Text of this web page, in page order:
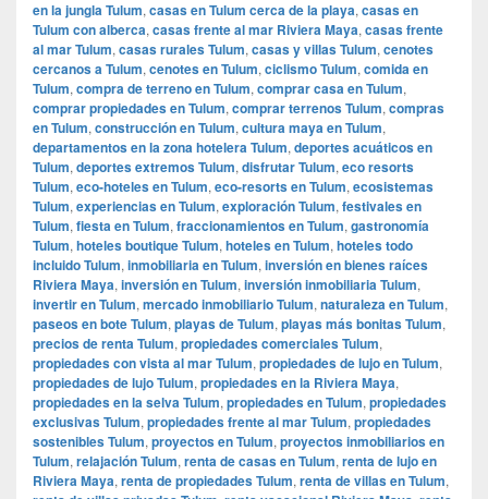
en la jungla Tulum, casas en Tulum cerca de la playa, casas en
Tulum con alberca, casas frente al mar Riviera Maya, casas frente
al mar Tulum, casas rurales Tulum, casas y villas Tulum, cenotes
cercanos a Tulum, cenotes en Tulum, ciclismo Tulum, comida en
Tulum, compra de terreno en Tulum, comprar casa en Tulum,
comprar propiedades en Tulum, comprar terrenos Tulum, compras
en Tulum, construcción en Tulum, cultura maya en Tulum,
departamentos en la zona hotelera Tulum, deportes acuáticos en
Tulum, deportes extremos Tulum, disfrutar Tulum, eco resorts
Tulum, eco-hoteles en Tulum, eco-resorts en Tulum, ecosistemas
Tulum, experiencias en Tulum, exploración Tulum, festivales en
Tulum, fiesta en Tulum, fraccionamientos en Tulum, gastronomía
Tulum, hoteles boutique Tulum, hoteles en Tulum, hoteles todo
incluido Tulum, inmobiliaria en Tulum, inversión en bienes raíces
Riviera Maya, inversión en Tulum, inversión inmobiliaria Tulum,
invertir en Tulum, mercado inmobiliario Tulum, naturaleza en Tulum,
paseos en bote Tulum, playas de Tulum, playas más bonitas Tulum,
precios de renta Tulum, propiedades comerciales Tulum,
propiedades con vista al mar Tulum, propiedades de lujo en Tulum,
propiedades de lujo Tulum, propiedades en la Riviera Maya,
propiedades en la selva Tulum, propiedades en Tulum, propiedades
exclusivas Tulum, propiedades frente al mar Tulum, propiedades
sostenibles Tulum, proyectos en Tulum, proyectos inmobiliarios en
Tulum, relajación Tulum, renta de casas en Tulum, renta de lujo en
Riviera Maya, renta de propiedades Tulum, renta de villas en Tulum,